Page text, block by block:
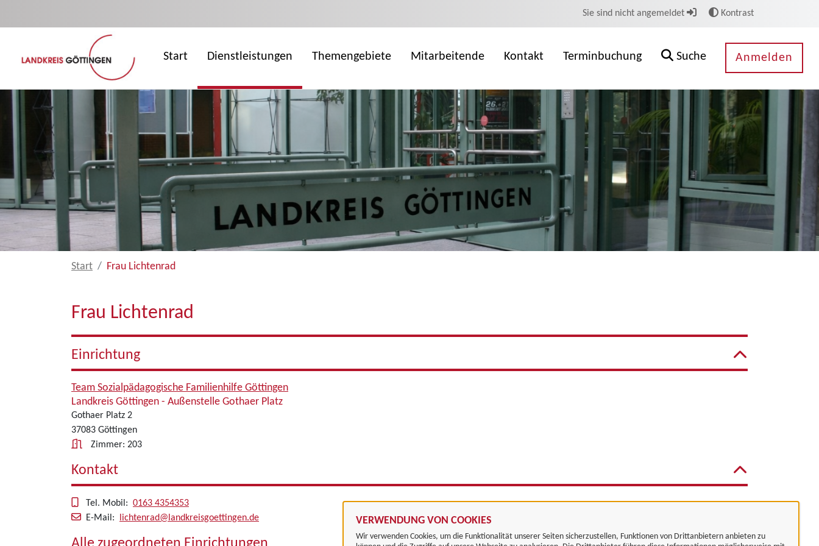
VERWENDUNG VON COOKIES
Wir verwenden Cookies, um die Funktionalität unserer Seiten sicherzustellen, Funktionen von Drittanbietern anbieten zu
Sie sind nicht angemeldet Kontrast
Start Dienstleistungen Themengebiete Mitarbeitende Kontakt Terminbuchung Suche Anmelden
Start Frau Lichtenrad
Frau Lichtenrad
Einrichtung
Team Sozialpädagogische Familienhilfe Göttingen
Landkreis Göttingen - Außenstelle Gothaer Platz
Gothaer Platz 2
37083 Göttingen
Zimmer: 203
Kontakt
Tel. Mobil: 0163 4354353
E-Mail:
lichtenrad@landkreisgoettingen.de